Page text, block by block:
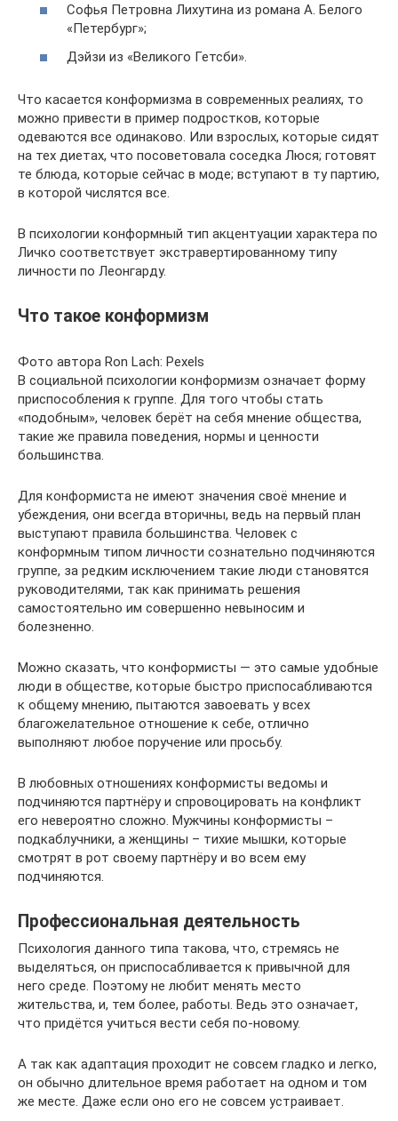
Софья Петровна Лихутина из романа А. Белого
«Петербург»;
Дэйзи из «Великого Гетсби».
Что касается конформизма в современных реалиях, то
можно привести в пример подростков, которые
одеваются все одинаково. Или взрослых, которые сидят
на тех диетах, что посоветовала соседка Люся; готовят
те блюда, которые сейчас в моде; вступают в ту партию,
в которой числятся все.
В психологии конформный тип акцентуации характера по
Личко соответствует экстравертированному типу
личности по Леонгарду.
Что такое конформизм
Фото автора Ron Lach: Pexels
В социальной психологии конформизм означает форму
приспособления к группе. Для того чтобы стать
«подобным», человек берёт на себя мнение общества,
такие же правила поведения, нормы и ценности
большинства.
Для конформиста не имеют значения своё мнение и
убеждения, они всегда вторичны, ведь на первый план
выступают правила большинства. Человек с
конформным типом личности сознательно подчиняются
группе, за редким исключением такие люди становятся
руководителями, так как принимать решения
самостоятельно им совершенно невыносим и
болезненно.
Можно сказать, что конформисты — это самые удобные
люди в обществе, которые быстро приспосабливаются
к общему мнению, пытаются завоевать у всех
благожелательное отношение к себе, отлично
выполняют любое поручение или просьбу.
В любовных отношениях конформисты ведомы и
подчиняются партнёру и спровоцировать на конфликт
его невероятно сложно. Мужчины конформисты –
подкаблучники, а женщины – тихие мышки, которые
смотрят в рот своему партнёру и во всем ему
подчиняются.
Профессиональная деятельность
Психология данного типа такова, что, стремясь не
выделяться, он приспосабливается к привычной для
него среде. Поэтому не любит менять место
жительства, и, тем более, работы. Ведь это означает,
что придётся учиться вести себя по-новому.
А так как адаптация проходит не совсем гладко и легко,
он обычно длительное время работает на одном и том
же месте. Даже если оно его не совсем устраивает.